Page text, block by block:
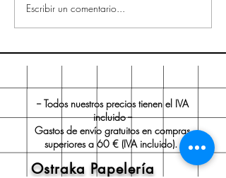
10 ideas para regalar en
San Valentín
Escribir un comentario...
-- Todos nuestros precios tienen el IVA
incluido --
Gastos de envío gratuitos en compras
superiores a 60 € (IVA incluido).
Ostraka Papelería